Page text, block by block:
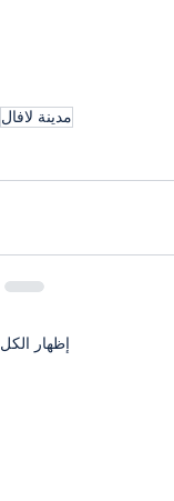
مدينة لافال
إظهار الكل